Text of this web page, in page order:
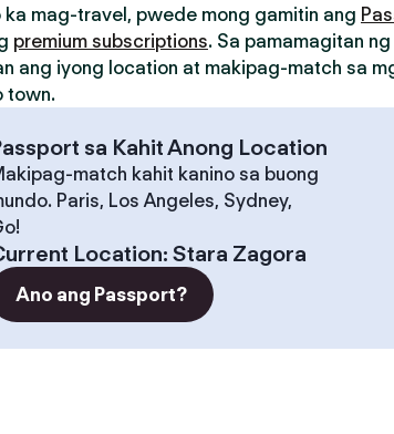
ka mag-travel, pwede mong gamitin ang
premium subscriptions. Sa pamamagitan
ang iyong location at makipag-match sa
town.
sa Kahit Anong Location
match kahit kanino sa buong
Paris, Los Angeles, Sydney,
Location: Stara Zagora
Ano ang Passport?